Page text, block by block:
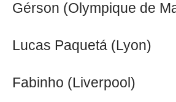
Gérson (Olympique de
Lucas Paquetá (Lyon)
Fabinho (Liverpool)